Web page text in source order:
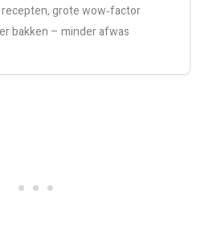
grote wow‑factor
bakken – minder afwas